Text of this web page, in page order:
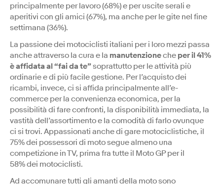
principalmente per lavoro (68%) e per uscite serali e
aperitivi con gli amici (67%), ma anche per le gite nel fine
settimana (36%).
La passione dei motociclisti italiani per i loro mezzi passa
anche attraverso la cura e la manutenzioneche per il 41%
è affidata al “fai da te”soprattutto per le attività più
ordinarie e di più facile gestione. Per l’acquisto dei
ricambi, invece, ci si affida principalmente all’e-
commerce per la convenienza economica, per la
possibilità di fare confronti, la disponibilità immediata, la
vastità dell’assortimento e la comodità di farlo ovunque
ci si trovi. Appassionati anche di gare motociclistiche, il
75% dei possessori di moto segue almeno una
competizione in TV, prima fra tutte il Moto GP per il
58% dei motociclisti.
Ad accomunare tutti gli amanti della moto sono